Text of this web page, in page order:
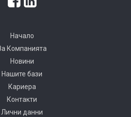
Начало
Компанията
Новини
Нашите бази
Кариера
Контакти
Лични данни